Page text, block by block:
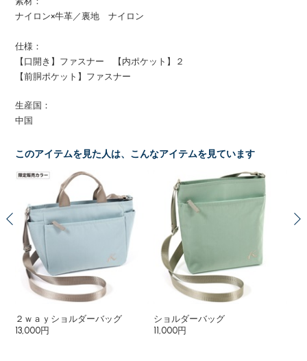
ナイロン×牛革／裏地 ナイロン
仕様：
【口開き】ファスナー 【内ポケット】２
【前胴ポケット】ファスナー
生産国：
中国
このアイテムを見た人は、こんなアイテムを見ています
２ｗａｙショルダーバッグ
13,000円
ショルダーバッグ
11,000円